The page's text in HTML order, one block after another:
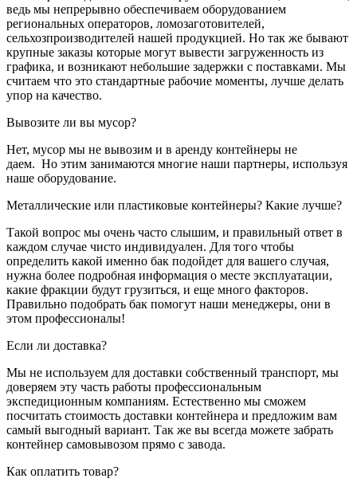
ведь мы непрерывно обеспечиваем оборудованием
региональных операторов, ломозаготовителей,
сельхозпроизводителей нашей продукцией. Но так же бывают
крупные заказы которые могут вывести загруженность из
графика, и возникают небольшие задержки с поставками. Мы
считаем что это стандартные рабочие моменты, лучше делать
упор на качество.
Вывозите ли вы мусор?
Нет, мусор мы не вывозим и в аренду контейнеры не
даем. Но этим занимаются многие наши партнеры, используя
наше оборудование.
Металлические или пластиковые контейнеры? Какие лучше?
Такой вопрос мы очень часто слышим, и правильный ответ в
каждом случае чисто индивидуален. Для того чтобы
определить какой именно бак подойдет для вашего случая,
нужна более подробная информация о месте эксплуатации,
какие фракции будут грузиться, и еще много факторов.
Правильно подобрать бак помогут наши менеджеры, они в
этом профессионалы!
Если ли доставка?
Мы не используем для доставки собственный транспорт, мы
доверяем эту часть работы профессиональным
экспедиционным компаниям. Естественно мы сможем
посчитать стоимость доставки контейнера и предложим вам
самый выгодный вариант. Так же вы всегда можете забрать
контейнер самовывозом прямо с завода.
Как оплатить товар?